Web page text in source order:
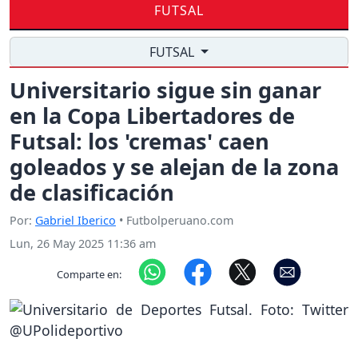
FUTSAL
FUTSAL
Universitario sigue sin ganar
en la Copa Libertadores de
Futsal: los 'cremas' caen
goleados y se alejan de la zona
de clasificación
Por: Gabriel Iberico • Futbolperuano.com
Lun, 26 May 2025 11:36 am
Comparte en: